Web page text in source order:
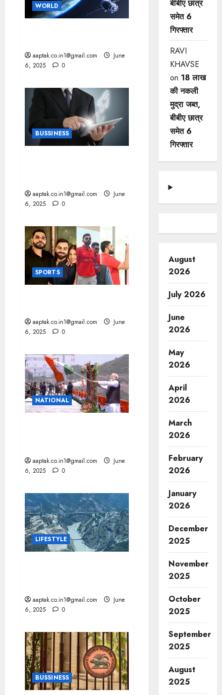
WORLD
aaptak.co.in1@gmail.com
June
6, 2025
0
BUSSINESS
aaptak.co.in1@gmail.com
June
6, 2025
0
SPORTS
aaptak.co.in1@gmail.com
June
6, 2025
0
NATIONAL
aaptak.co.in1@gmail.com
June
6, 2025
0
LIFESTYLE
aaptak.co.in1@gmail.com
June
6, 2025
0
BUSSINESS
बीबीए छात्र
समेत 6
गिरफ्तार
RAVI
KHAVSE
on 18 लाख
की नकली
मुद्रा जब्त,
बीबीए छात्र
समेत 6
गिरफ्तार
August
2026
July 2026
June
2026
May
2026
April
2026
March
2026
February
2026
January
2026
December
2025
November
2025
October
2025
September
2025
August
2025